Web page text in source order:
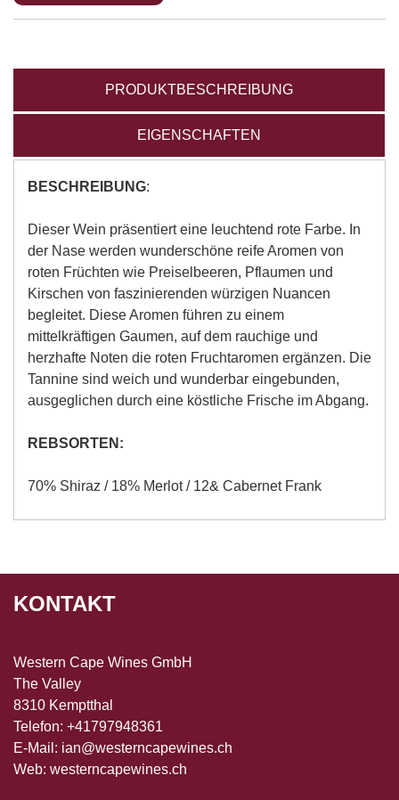
PRODUKTBESCHREIBUNG
EIGENSCHAFTEN
BESCHREIBUNG:
Dieser Wein präsentiert eine leuchtend rote Farbe. In
der Nase werden wunderschöne reife Aromen von
roten Früchten wie Preiselbeeren, Pflaumen und
Kirschen von faszinierenden würzigen Nuancen
begleitet. Diese Aromen führen zu einem
mittelkräftigen Gaumen, auf dem rauchige und
herzhafte Noten die roten Fruchtaromen ergänzen. Die
Tannine sind weich und wunderbar eingebunden,
ausgeglichen durch eine köstliche Frische im Abgang.
REBSORTEN:
70% Shiraz / 18% Merlot / 12& Cabernet Frank
KONTAKT
Western Cape Wines GmbH
The Valley
8310 Kemptthal
Telefon: +41797948361
E-Mail: ian@westerncapewines.ch
Web: westerncapewines.ch